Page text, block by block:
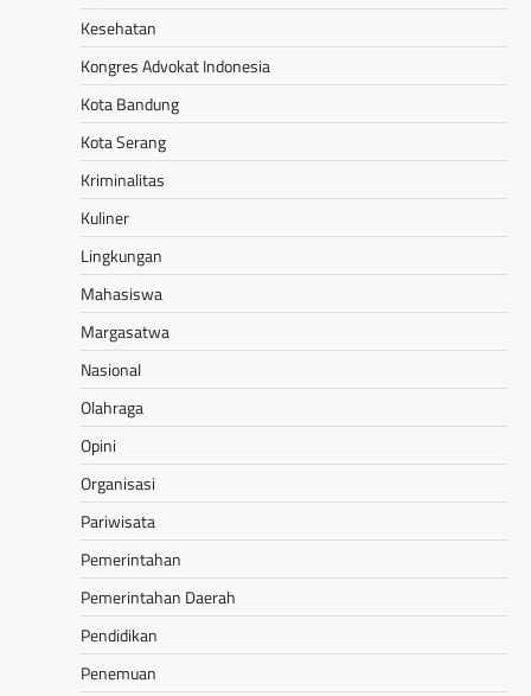
Kesehatan
Kongres Advokat Indonesia
Kota Bandung
Kota Serang
Kriminalitas
Kuliner
Lingkungan
Mahasiswa
Margasatwa
Nasional
Olahraga
Opini
Organisasi
Pariwisata
Pemerintahan
Pemerintahan Daerah
Pendidikan
Penemuan